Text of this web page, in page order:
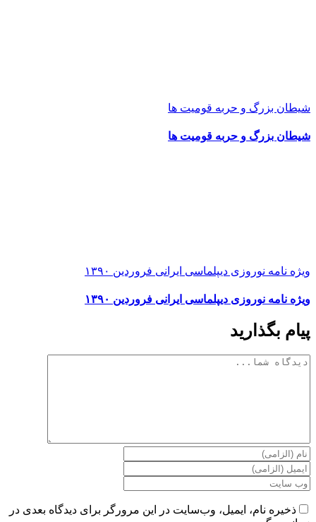
شیطان بزرگ و حربه قومیت ها
شیطان بزرگ و حربه قومیت ها
ویژه نامه نوروزی دیپلماسی ایرانی فروردین ۱۳۹۰
ویژه نامه نوروزی دیپلماسی ایرانی فروردین ۱۳۹۰
پیام بگذارید
دیدگاه
ذخیره نام، ایمیل، وب‌سایت در این مرورگر برای دیدگاه بعدی در